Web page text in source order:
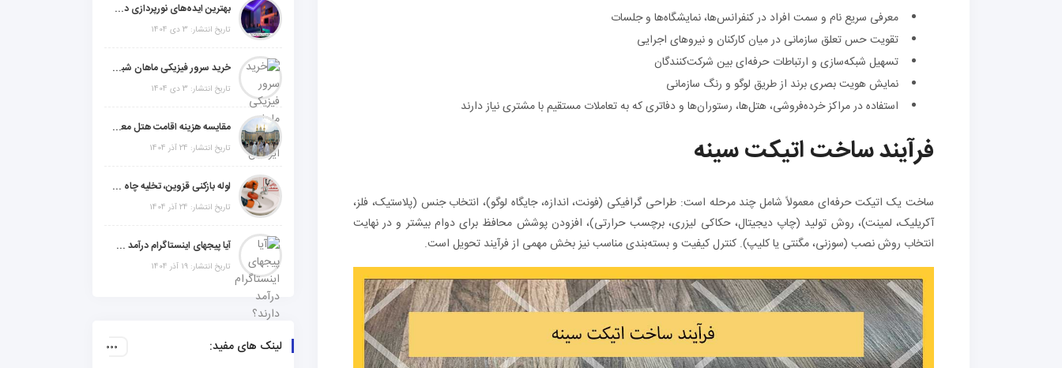
معرفی سریع نام و سمت افراد در کنفرانس‌ها، نمایشگاه‌ها و جلسات
تقویت حس تعلق سازمانی در میان کارکنان و نیروهای اجرایی
تسهیل شبکه‌سازی و ارتباطات حرفه‌ای بین شرکت‌کنندگان
نمایش هویت بصری برند از طریق لوگو و رنگ سازمانی
استفاده در مراکز خرده‌فروشی، هتل‌ها، رستوران‌ها و دفاتری که به تعاملات مستقیم با مشتری نیاز دارند
فرآیند ساخت اتیکت سینه
ساخت یک اتیکت حرفه‌ای معمولاً شامل چند مرحله است: طراحی گرافیکی (فونت، اندازه، جایگاه لوگو)، انتخاب جنس (پلاستیک، فلز،
آکریلیک، لمینت)، روش تولید (چاپ دیجیتال، حکاکی لیزری، برچسب حرارتی)، افزودن پوشش محافظ برای دوام بیشتر و در نهایت
انتخاب روش نصب (سوزنی، مگنتی یا کلیپ). کنترل کیفیت و بسته‌بندی مناسب نیز بخش مهمی از فرآیند تحویل است.
بهترین ایده‌های نورپردازی دکوراتیو با ال ای دی برای منزل، فروشگاه و دفتر کار
تاریخ انتشار: 3 دی 1404
خرید سرور فیزیکی ماهان شبکه ایرانیان
تاریخ انتشار: 3 دی 1404
مقایسه هزینه اقامت هتل معمولی، میان‌رده یا 5 ستاره در سفر زیارتی عراق
تاریخ انتشار: 24 آذر 1404
لوله بازکنی قزوین، تخلیه چاه و خدمات تخصصی لوله‌کشی و تشخیص ترکیدگی
تاریخ انتشار: 24 آذر 1404
آیا پیجهای اینستاگرام درآمد دارند؟ راز موفقیت با استراتژی هوشمندانه
تاریخ انتشار: 19 آذر 1404
لینک های مفید: